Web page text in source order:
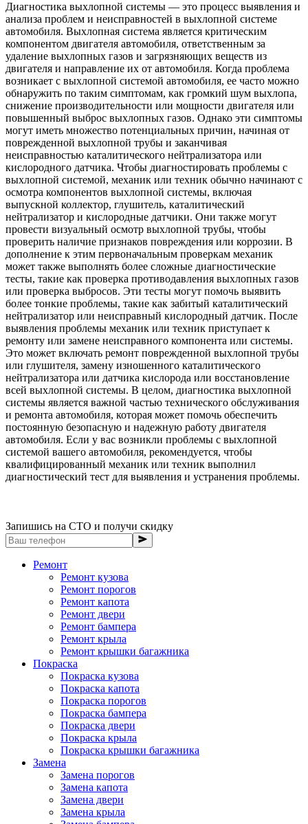
Диагностика выхлопной системы — это процесс выявления и
анализа проблем и неисправностей в выхлопной системе
автомобиля. Выхлопная система является критическим
компонентом двигателя автомобиля, ответственным за
удаление выхлопных газов и загрязняющих веществ из
двигателя и направление их от автомобиля. Когда проблема
возникает с выхлопной системой автомобиля, ее часто можно
обнаружить по таким симптомам, как громкий шум выхлопа,
снижение производительности или мощности двигателя или
повышенный выброс выхлопных газов. Однако эти симптомы
могут иметь множество потенциальных причин, начиная от
поврежденной выхлопной трубы и заканчивая
неисправностью каталитического нейтрализатора или
кислородного датчика. Чтобы диагностировать проблемы с
выхлопной системой, механик или техник обычно начинают с
осмотра компонентов выхлопной системы, включая
выпускной коллектор, глушитель, каталитический
нейтрализатор и кислородные датчики. Они также могут
провести визуальный осмотр выхлопной трубы, чтобы
проверить наличие признаков повреждения или коррозии. В
дополнение к этим первоначальным проверкам механик
может также выполнять более сложные диагностические
тесты, такие как проверка противодавления выхлопных газов
или проверка выбросов. Эти тесты могут помочь выявить
более тонкие проблемы, такие как забитый каталитический
нейтрализатор или неисправный кислородный датчик. После
выявления проблемы механик или техник приступает к
ремонту или замене неисправного компонента или системы.
Это может включать ремонт поврежденной выхлопной трубы
или глушителя, замену изношенного каталитического
нейтрализатора или датчика кислорода или восстановление
всей выхлопной системы. В целом, диагностика выхлопной
системы является важной частью технического обслуживания
и ремонта автомобиля, которая может помочь обеспечить
постоянную безопасную и надежную работу двигателя
автомобиля. Если у вас возникли проблемы с выхлопной
системой вашего автомобиля, рекомендуется, чтобы
квалифицированный механик или техник выполнил
диагностический тест для выявления и устранения проблемы.
Запишись на СТО и получи скидку
Ремонт
Ремонт кузова
Ремонт порогов
Ремонт капота
Ремонт двери
Ремонт бампера
Ремонт крыла
Ремонт крышки багажника
Покраска
Покраска кузова
Покраска капота
Покраска порогов
Покраска бампера
Покраска двери
Покраска крыла
Покраска крышки багажника
Замена
Замена порогов
Замена капота
Замена двери
Замена крыла